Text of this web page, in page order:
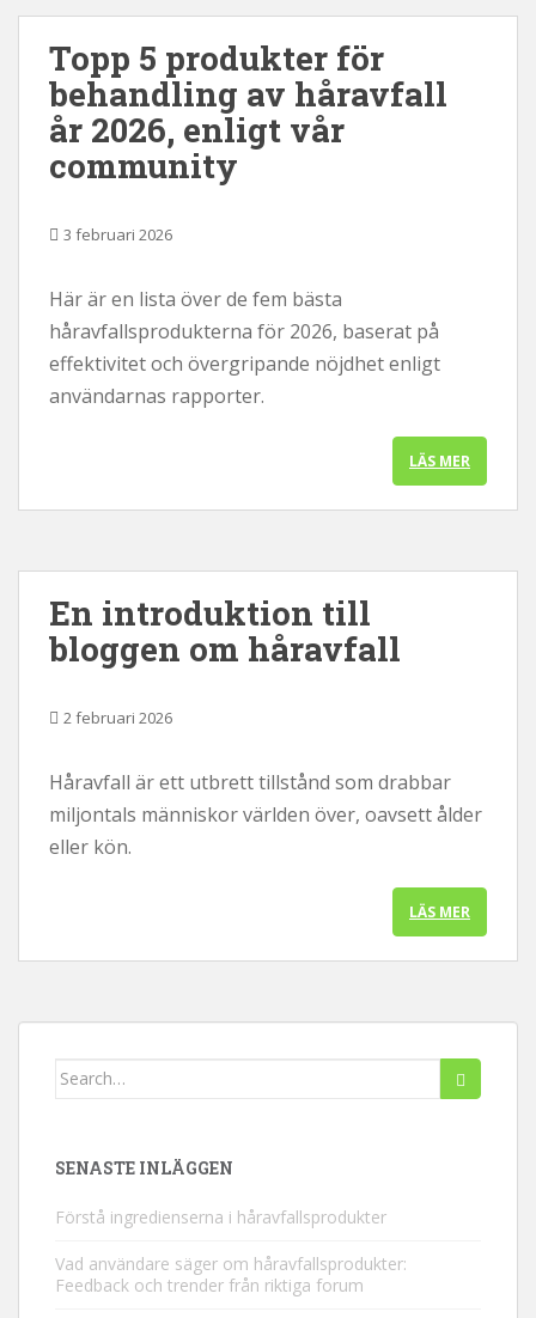
Topp 5 produkter för
behandling av håravfall
år 2026, enligt vår
community
3 februari 2026
Här är en lista över de fem bästa
håravfallsprodukterna för 2026, baserat på
effektivitet och övergripande nöjdhet enligt
användarnas rapporter.
LÄS MER
En introduktion till
bloggen om håravfall
2 februari 2026
Håravfall är ett utbrett tillstånd som drabbar
miljontals människor världen över, oavsett ålder
eller kön.
LÄS MER
Leta
SENASTE INLÄGGEN
Förstå ingredienserna i håravfallsprodukter
Vad användare säger om håravfallsprodukter:
Feedback och trender från riktiga forum